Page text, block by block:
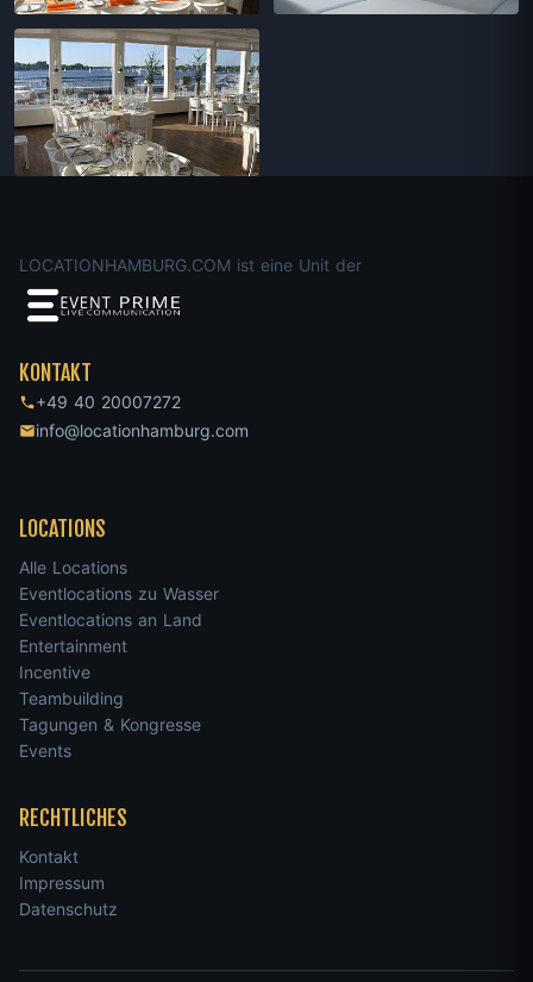
LOCATIONHAMBURG.COM ist eine Unit der
KONTAKT
+49 40 20007272
info@locationhamburg.com
LOCATIONS
Alle Locations
Eventlocations zu Wasser
Eventlocations an Land
Entertainment
Incentive
Teambuilding
Tagungen & Kongresse
Events
RECHTLICHES
Kontakt
Impressum
Datenschutz